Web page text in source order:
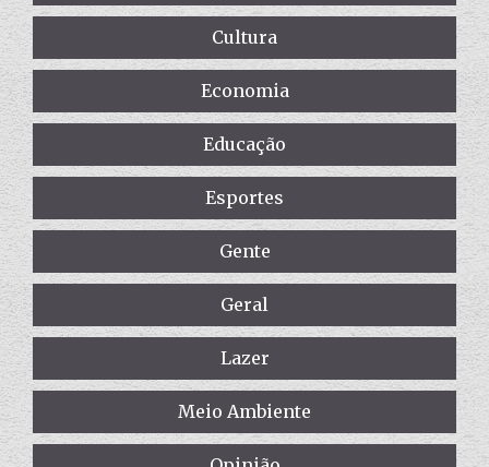
Cultura
Economia
Educação
Esportes
Gente
Geral
Lazer
Meio Ambiente